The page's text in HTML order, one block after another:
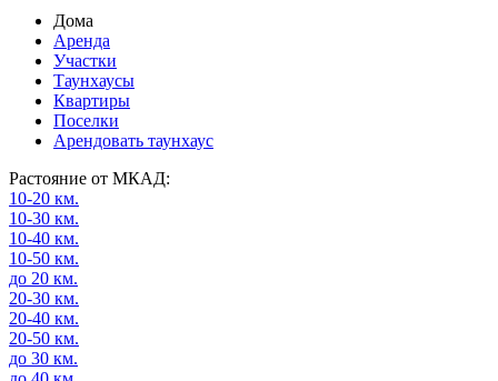
Дома
Аренда
Участки
Таунхаусы
Квартиры
Поселки
Арендовать таунхаус
Растояние от МКАД:
10-20 км.
10-30 км.
10-40 км.
10-50 км.
до 20 км.
20-30 км.
20-40 км.
20-50 км.
до 30 км.